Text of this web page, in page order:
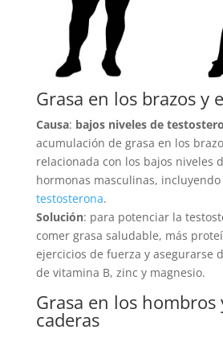
Grasa en los brazos y
Causa: bajos niveles de
acumulación de grasa en los
relacionada con los bajos niveles
hormonas masculinas, incluyendo
testosterona.
Solución: para potenciar la
comer grasa saludable, más
ejercicios de fuerza y asegurarse
de vitamina B, zinc y magnesio.
Grasa en los hombros
caderas